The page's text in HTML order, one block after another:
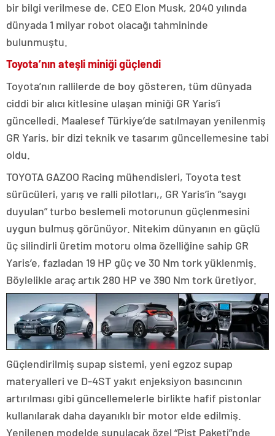
bir bilgi verilmese de, CEO Elon Musk, 2040 yılında
dünyada 1 milyar robot olacağı tahmininde
bulunmuştu.
Toyota’nın ateşli miniği güçlendi
Toyota’nın rallilerde de boy gösteren, tüm dünyada
ciddi bir alıcı kitlesine ulaşan miniği GR Yaris’i
güncelledi. Maalesef Türkiye’de satılmayan yenilenmiş
GR Yaris, bir dizi teknik ve tasarım güncellemesine tabi
oldu.
TOYOTA GAZOO Racing mühendisleri, Toyota test
sürücüleri, yarış ve ralli pilotları,, GR Yaris’in “saygı
duyulan” turbo beslemeli motorunun güçlenmesini
uygun bulmuş görünüyor. Nitekim dünyanın en güçlü
üç silindirli üretim motoru olma özelliğine sahip GR
Yaris’e, fazladan 19 HP güç ve 30 Nm tork yüklenmiş.
Böylelikle araç artık 280 HP ve 390 Nm tork üretiyor.
Güçlendirilmiş supap sistemi, yeni egzoz supap
materyalleri ve D-4ST yakıt enjeksiyon basıncının
artırılması gibi güncellemelerle birlikte hafif pistonlar
kullanılarak daha dayanıklı bir motor elde edilmiş.
Yenilenen modelde sunulacak özel “Pist Paketi”nde